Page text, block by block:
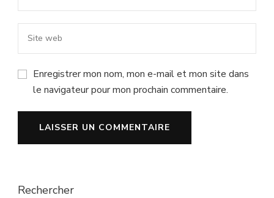
Enregistrer mon nom, mon e-mail et mon site dans
le navigateur pour mon prochain commentaire.
Rechercher